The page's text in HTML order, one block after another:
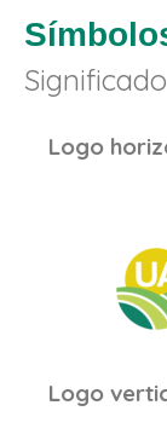
Logo
Logo